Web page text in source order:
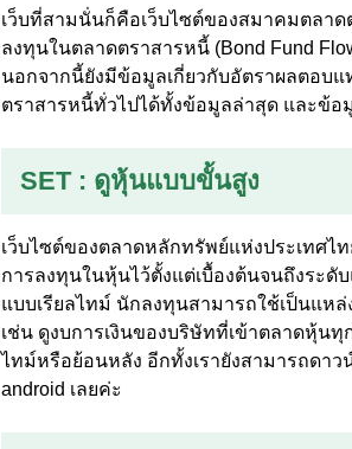
เว็บที่สามนั่นก็คือเว็บไซต์ของสมาคมตลาด
ลงทุนในตลาดตราสารหนี้ (Bond Fund
นอกจากนี้ยังมีข้อมูลเกี่ยวกับอัตราผลตอบ
ตราสารหนี้ทั่วไปได้ทั้งข้อมูลล่าสุด และข้
SET : ดูหุ้นแบบขั้นสูง
เว็บไซต์ของตลาดหลักทรัพย์แห่งประเทศ
การลงทุนในหุ้นไว้ตั้งแต่เบื้องต้นจนถึงระ
แบบเรียลไทม์ นักลงทุนสามารถใช้เป็นแห
เช่น ดูงบการเงินของบริษัทที่เข้าตลาดหุ้น
ไทม์หรือย้อนหลัง อีกทั้งเรายังสามารถดา
android เลยค่ะ